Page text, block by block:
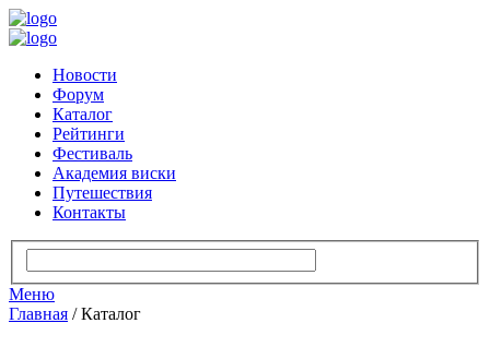
Новости
Форум
Каталог
Рейтинги
Фестиваль
Академия виски
Путешествия
Контакты
Меню
Главная /Каталог